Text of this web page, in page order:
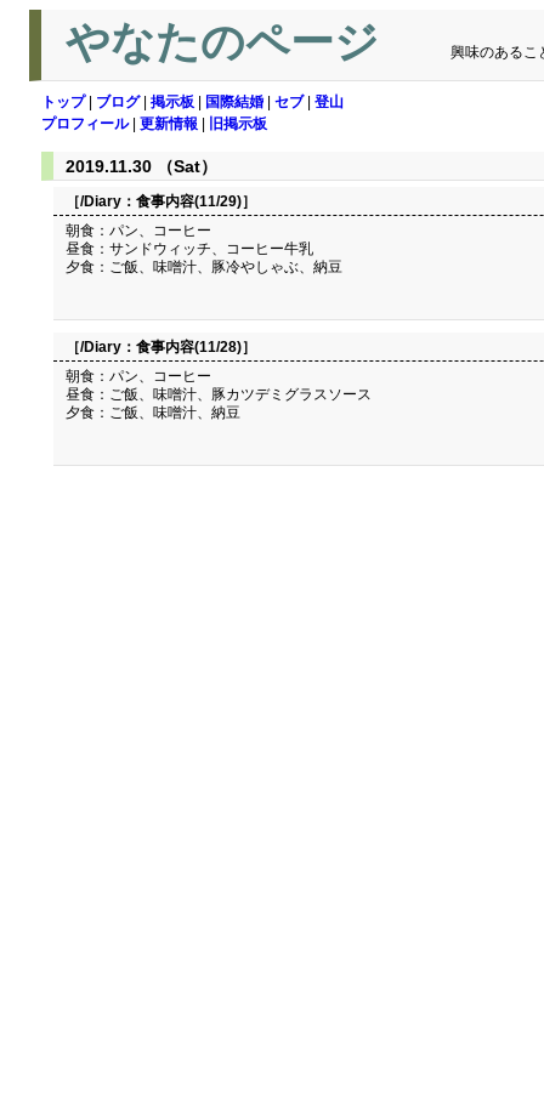
やなたのページ 興味のあるこ
トップ| ブログ| 掲示板 国際結婚 セブ| 登山
プロフィール| 更新情報 旧掲示板
2019.11.30 （Sat）
［/Diary： 食事内容(11/29)］
朝食：パン、コーヒー
昼食：サンドウィッチ、コーヒー牛乳
夕食：ご飯、味噌汁、豚冷やしゃぶ、納豆
［/Diary： 食事内容(11/28)］
朝食：パン、コーヒー
昼食：ご飯、味噌汁、豚カツデミグラスソース
夕食：ご飯、味噌汁、納豆